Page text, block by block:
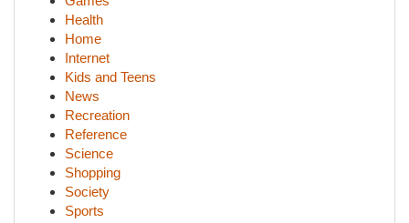
Health
Home
Internet
Kids and Teens
News
Recreation
Reference
Science
Shopping
Society
Sports